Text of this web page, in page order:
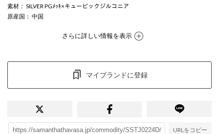
素材 ： SILVER PGﾒｯｷ×キュービックジルコニア
原産国 ： 中国
さらに詳しい情報を表示
マイブランドに登録
URLをコピー